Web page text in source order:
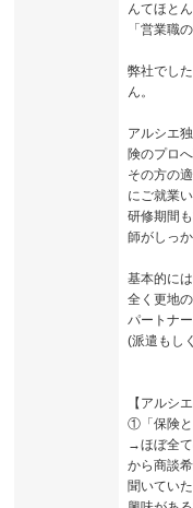
んてほと
「営業職
弊社でし
ん。
アルシエ
険のプロへ
その方の
にご就業
研修期間
師がしっ
基本的に
全く更地
パートナ
(派遣もし
【アルシ
①「保険と
→ほぼ全
から商談
聞いてい